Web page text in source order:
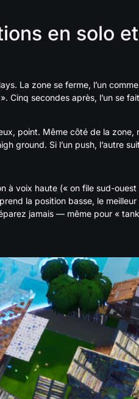
en solo
La zone se ferme, l’un
Cinq secondes après, l’un se
point. Même côté de la zone,
ground. Si l’un push, l’autre
à voix haute (« on file sud-
la position basse, le
jamais — même pour «